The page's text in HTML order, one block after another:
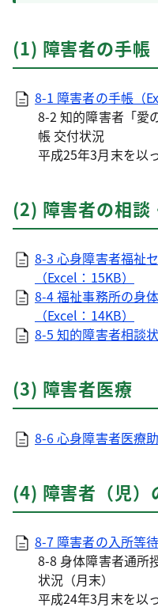
(1) 障害者の手帳
8-1 障害者の手帳（
8-2 知的障害者「愛
帳 交付状況
平成25年3月末を以
(2) 障害者の相談
8-3 心身障害者福祉
（Excel：15KB）
8-4 福祉事務所の身
（Excel：14KB）
8-5 知的障害者相談
(3) 障害者医療
8-6 心身障害者医療
(4) 障害者（児）
8-7 障害者の入所等
8-8 身体障害者通所
状況（月末）
平成24年3月末を以